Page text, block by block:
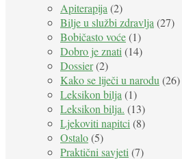
Apiterapija (2)
Bilje u službi zdravlja (27)
Bobičasto voće(1)
Dobro je znati (14)
Dossier(2)
Kako se liječi u narodu (26)
Leksikon bilja (1)
Leksikon bilja. (13)
Ljekoviti napitci (8)
Ostalo(5)
Praktični savjeti (7)